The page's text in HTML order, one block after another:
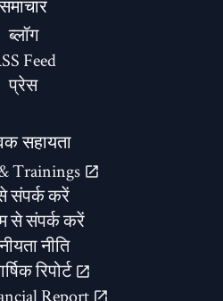
समाचार
ब्लॉग
Feed
प्रेस
सहायता
Trainings
संपर्क करें
से संपर्क करें
नीति
रिपोर्ट
Report